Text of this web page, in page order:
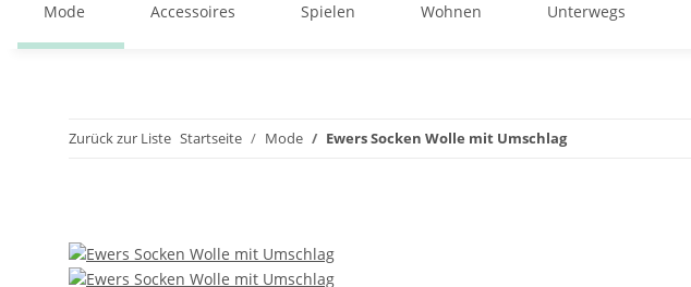
Mode Accessoires Spielen Wohnen Unterwegs
Zurück zur Liste Startseite Mode Ewers Socken Wolle mit Umschlag